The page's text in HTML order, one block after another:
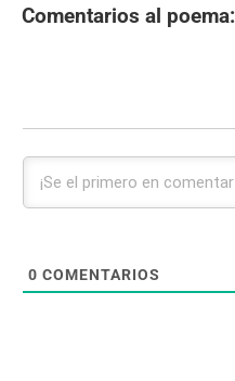
Comentarios al poema:
0 COMENTARIOS